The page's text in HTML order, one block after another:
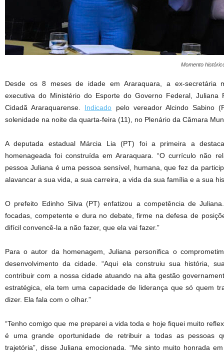
Momento
Desde os 8 meses de idade em Araraquara, a ex-secretária
executiva do Ministério do Esporte do Governo Federal, Juliana
Cidadã Araraquarense. Indicado pelo vereador Alcindo Sabino
solenidade na noite da quarta-feira (11), no Plenário da Câmara
A deputada estadual Márcia Lia (PT) foi a primeira a
homenageada foi construída em Araraquara. “O currículo não
pessoa Juliana é uma pessoa sensível, humana, que fez da
alavancar a sua vida, a sua carreira, a vida da sua família e a sua
O prefeito Edinho Silva (PT) enfatizou a competência de
focadas, competente e dura no debate, firme na defesa de
difícil convencê-la a não fazer, que ela vai fazer.”
Para o autor da homenagem, Juliana personifica o
desenvolvimento da cidade. “Aqui ela construiu sua história,
contribuir com a nossa cidade atuando na alta gestão
estratégica, ela tem uma capacidade de liderança que só quem
dizer. Ela fala com o olhar.”
“Tenho comigo que me preparei a vida toda e hoje fiquei muito
é uma grande oportunidade de retribuir a todas as pessoas
trajetória”, disse Juliana emocionada. “Me sinto muito honrada